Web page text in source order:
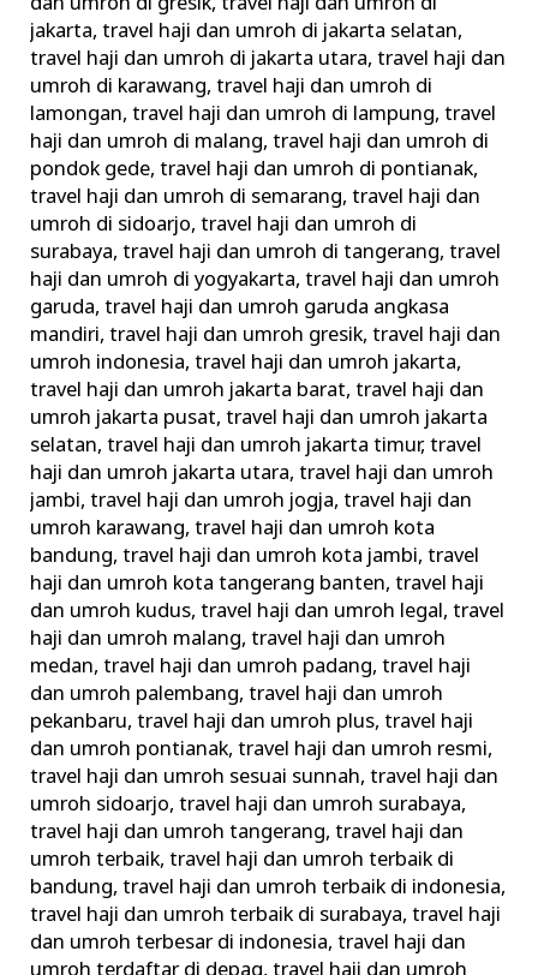
jakarta,travel haji dan umroh di jakarta selatan,
travel haji dan umroh di jakarta utara,travel haji dan
umroh di karawang,travel haji dan umroh di
lamongan,travel haji dan umroh di lampung,travel
haji dan umroh di malang,travel haji dan umroh di
pondok gede,travel haji dan umroh di pontianak,
travel haji dan umroh di semarang,travel haji dan
umroh di sidoarjo,travel haji dan umroh di
surabaya,travel haji dan umroh di tangerang,travel
haji dan umroh di yogyakarta,travel haji dan umroh
garuda,travel haji dan umroh garuda angkasa
mandiri,travel haji dan umroh gresik,travel haji dan
umroh indonesia,travel haji dan umroh jakarta,
travel haji dan umroh jakarta barat,travel haji dan
umroh jakarta pusat,travel haji dan umroh jakarta
selatan,travel haji dan umroh jakarta timur,travel
haji dan umroh jakarta utara,travel haji dan umroh
jambi,travel haji dan umroh jogja,travel haji dan
umroh karawang,travel haji dan umroh kota
bandung,travel haji dan umroh kota jambi,travel
haji dan umroh kota tangerang banten,travel haji
dan umroh kudus,travel haji dan umroh legal,travel
haji dan umroh malang,travel haji dan umroh
medan,travel haji dan umroh padang,travel haji
dan umroh palembang,travel haji dan umroh
pekanbaru,travel haji dan umroh plus,travel haji
dan umroh pontianak,travel haji dan umroh resmi,
travel haji dan umroh sesuai sunnah,travel haji dan
umroh sidoarjo,travel haji dan umroh surabaya,
travel haji dan umroh tangerang,travel haji dan
umroh terbaik,travel haji dan umroh terbaik di
bandung,travel haji dan umroh terbaik di indonesia,
travel haji dan umroh terbaik di surabaya,travel haji
dan umroh terbesar di indonesia,travel haji dan